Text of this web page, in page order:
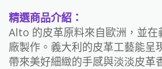
精選商品介紹：
Alto 的皮革原料來自歐洲，並在
廠製作。義大利的皮革工藝能呈
帶來美好細緻的手感與淡淡皮革